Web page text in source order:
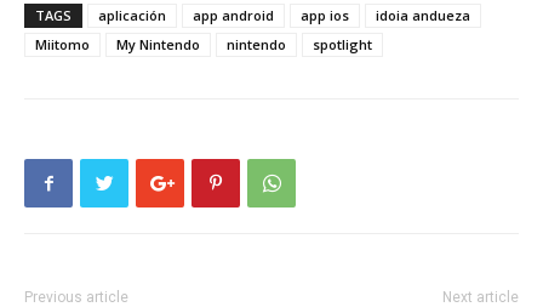
TAGS aplicación app android app ios
idoia andueza
Miitomo
My Nintendo nintendo spotlight
Previous article Next article